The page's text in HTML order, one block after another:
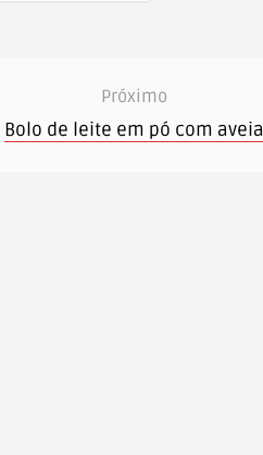
Próximo
Bolo de leite em pó com aveia